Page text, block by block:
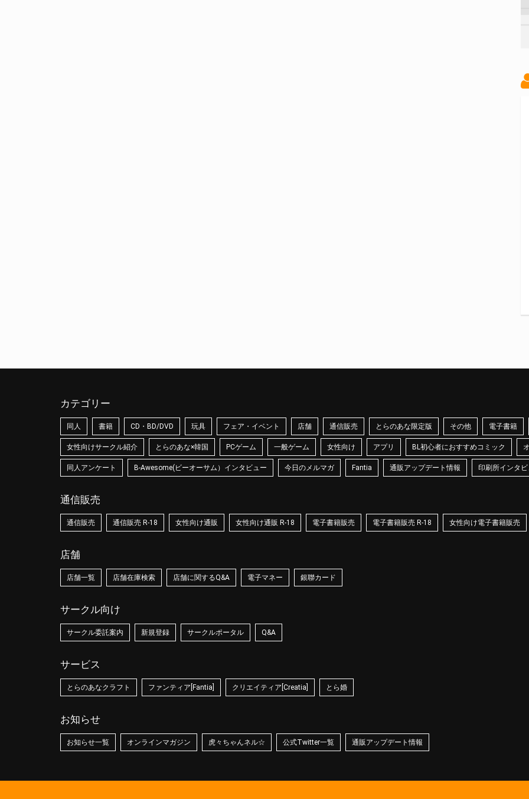
カテゴリー
同人 書籍 CD・BD/DVD 玩具 フェア・イベント 店舗 通信販売 とらのあな限定版 その他 電子書籍
女性向けサークル紹介 とらのあな×韓国 PCゲーム 一般ゲーム 女性向け アプリ BL初心者におすすめコミック
同人アンケート B-Awesome(ビーオーサム）インタビュー 今日のメルマガ Fantia 通販アップデート情報 印刷所インタ
通信販売
通信販売 通信販売 R-18 女性向け通販 女性向け通販 R-18 電子書籍販売 電子書籍販売 R-18 女性向け電子書籍販売
店舗
店舗一覧 店舗在庫検索 店舗に関するQ&A 電子マネー 銀聯カード
サークル向け
サークル委託案内 新規登録 サークルポータル Q&A
サービス
とらのあなクラフト ファンティア[Fantia] クリエイティア[Creatia] とら婚
お知らせ
お知らせ一覧 オンラインマガジン 虎々ちゃんネル☆ 公式Twitter一覧 通販アップデート情報